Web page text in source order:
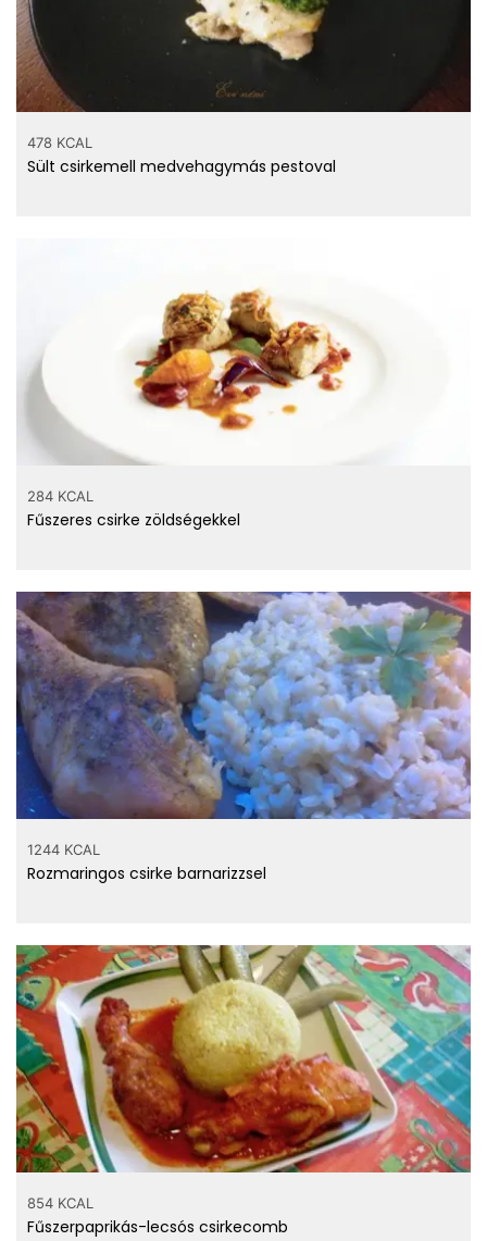
478 KCAL
Sült csirkemell medvehagymás pestoval
284 KCAL
Fűszeres csirke zöldségekkel
1244 KCAL
Rozmaringos csirke barnarizzsel
854 KCAL
Fűszerpaprikás-lecsós csirkecomb